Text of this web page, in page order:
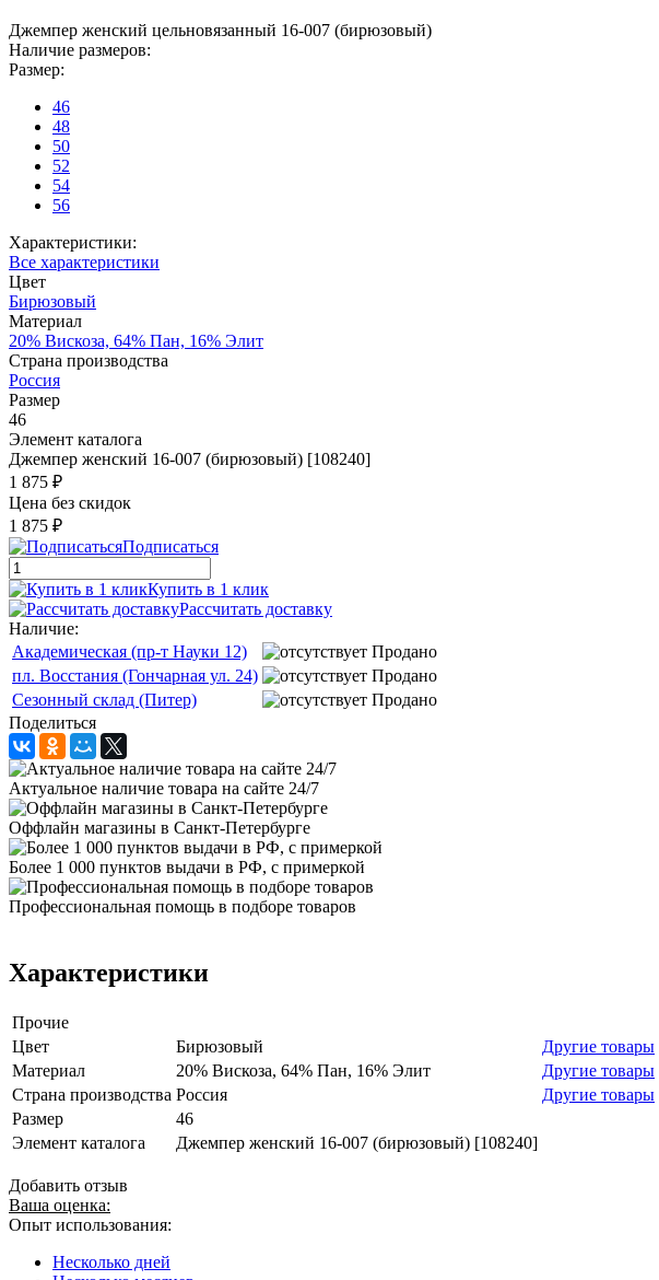
Джемпер женский цельновязанный 16-007 (бирюзовый)
Наличие размеров:
Размер:
46
48
50
52
54
56
Характеристики:
Все характеристики
Цвет
Бирюзовый
Материал
20% Вискоза, 64% Пан, 16% Элит
Страна производства
Россия
Размер
46
Элемент каталога
Джемпер женский 16-007 (бирюзовый) [108240]
1 875 ₽
Цена без скидок
1 875 ₽
Подписаться
Купить в 1 клик
Рассчитать доставку
Наличие:
Академическая (пр-т Науки 12)
Продано
пл. Восстания (Гончарная ул. 24)
Продано
Сезонный склад (Питер)
Продано
Поделиться
Актуальное наличие товара на сайте 24/7
Оффлайн магазины в Санкт-Петербурге
Более 1 000 пунктов выдачи в РФ, с примеркой
Профессиональная помощь в подборе товаров
Характеристики
Прочие
Цвет
Бирюзовый
Другие товары
Материал
20% Вискоза, 64% Пан, 16% Элит
Другие товары
Страна производства Россия
Другие товары
Размер
46
Элемент каталога
Джемпер женский 16-007 (бирюзовый) [108240]
Добавить отзыв
Ваша оценка:
Опыт использования:
Несколько дней